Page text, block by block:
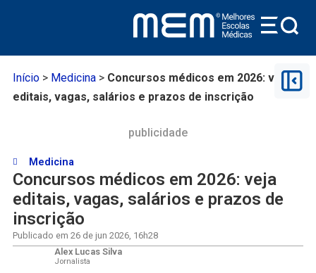
Início> Medicina> Concursos médicos em 2026: veja
editais, vagas, salários e prazos de inscrição
publicidade
Medicina
Concursos médicos em 2026: veja
editais, vagas, salários e prazos de
inscrição
Publicado em 26 de jun 2026, 16h28
Alex Lucas Silva
Jornalista